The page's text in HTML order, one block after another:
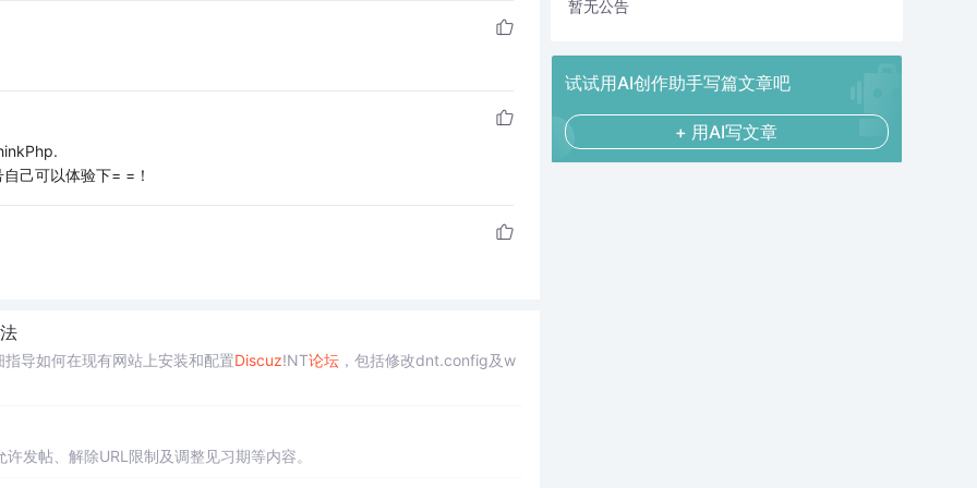
己可以体验下= =！
导如何在现有网站上安装和配置Discuz!NT论坛，包括修改dnt.config及w
发帖、解除URL限制及调整见习期等内容。
暂无公告
试试用AI创作助手写篇文章吧
+ 用AI写文章